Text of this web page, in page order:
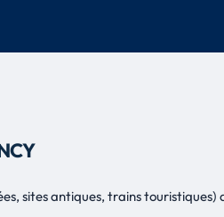
sites antiques, trains touristiques)